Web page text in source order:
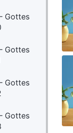
Gottes
Gottes
Gottes
Gottes